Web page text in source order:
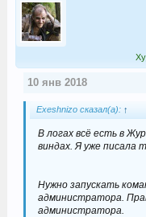
10 янв 2018
Exeshnizo сказал(а): ↑
В логах всё есть в
виндах. Я уже писала
Нужно запускать
администратора.
администратора.